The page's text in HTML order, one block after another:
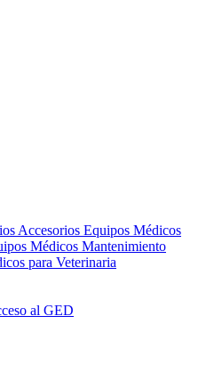
Accesorios Equipos Médicos
Médicos Mantenimiento
para Veterinaria
al GED